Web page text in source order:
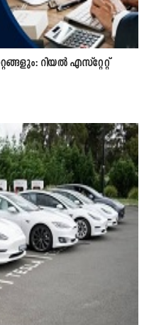
റിയൽ എസ്റ്റേറ്റ്